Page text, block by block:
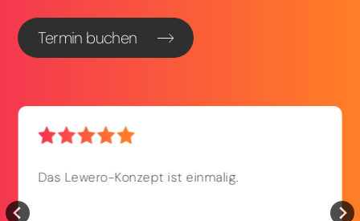
Termin buchen
Das Lewero-Konzept ist einmalig.